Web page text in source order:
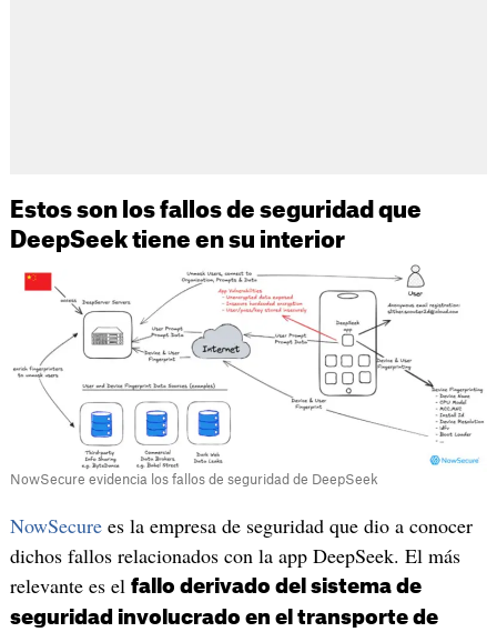
Estos son los fallos de seguridad que
DeepSeek tiene en su interior
NowSecure evidencia los fallos de seguridad de DeepSeek
NowSecurees la empresa de seguridad que dio a conocer
dichos fallos relacionados con la app DeepSeek. El más
relevante es el fallo derivado del sistema de
seguridad involucrado en el transporte de